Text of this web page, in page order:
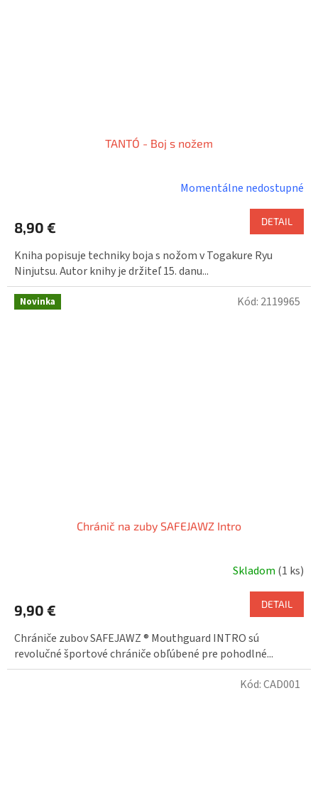
TANTÓ - Boj s nožem
Momentálne nedostupné
8,90 € DETAIL
Kniha popisuje techniky boja s nožom v Togakure Ryu
Ninjutsu. Autor knihy je držiteľ 15. danu...
Novinka
Chránič na zuby SAFEJAWZ Intro
Skladom (1 ks)
9,90 € DETAIL
Chrániče zubov SAFEJAWZ ® Mouthguard INTRO sú
revolučné športové chrániče obľúbené pre pohodlné...
Kód: 2119965
Kód:CAD001